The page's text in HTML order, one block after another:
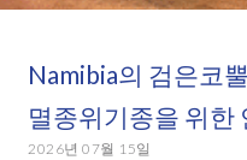
Namibia의 검은코
멸종위기종을 위한
2026년 07월 15일